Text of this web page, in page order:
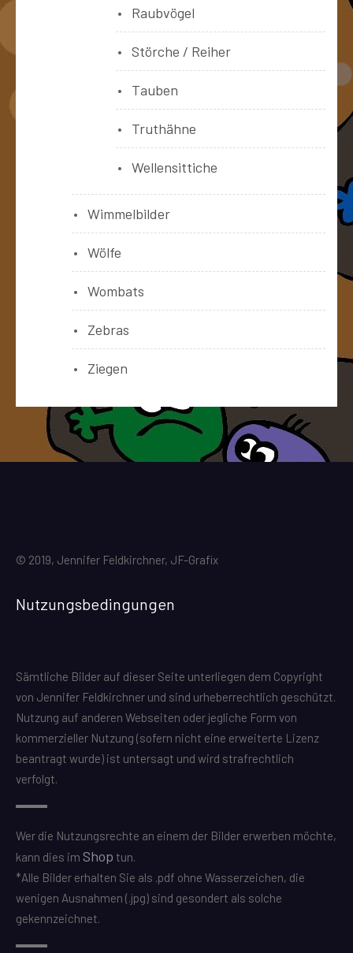
Raubvögel
Störche / Reiher
Tauben
Truthähne
Wellensittiche
Wimmelbilder
Wölfe
Wombats
Zebras
Ziegen
© 2019, Jennifer Feldkirchner, JF-Grafix
Nutzungsbedingungen
Sämtliche Bilder auf dieser Seite unterliegen dem Copyright
von Jennifer Feldkirchner und sind urheberrechtlich geschützt.
Nutzung auf anderen Webseiten oder jegliche Form von
kommerzieller Nutzung (sofern nicht eine erweiterte Lizenz
beantragt wurde) ist untersagt und wird strafrechtlich
verfolgt.
Wer die Nutzungsrechte an einem der Bilder erwerben möchte,
kann dies im Shop tun.
*Alle Bilder erhalten Sie als .pdf ohne Wasserzeichen, die
wenigen Ausnahmen (.jpg) sind gesondert als solche
gekennzeichnet.